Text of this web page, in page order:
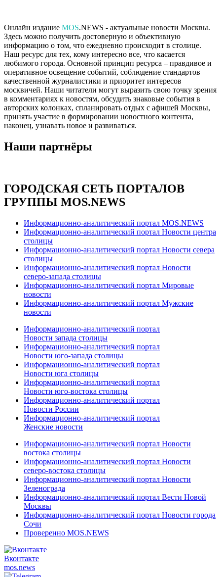
Онлайн издание MOS.NEWS - актуальные новости Москвы.
Здесь можно получить достоверную и объективную
информацию о том, что ежедневно происходит в столице.
Наш ресурс для тех, кому интересно все, что касается
любимого города. Основной принцип ресурса – правдивое и
оперативное освещение событий, соблюдение стандартов
качественной журналистики и приоритет интересов
москвичей. Наши читатели могут выразить свою точку зрения
в комментариях к новостям, обсудить знаковые события в
авторских колонках, спланировать отдых с афишей Москвы,
принять участие в формировании новостного контента,
наконец, узнавать новое и развиваться.
Наши партнёры
ГОРОДСКАЯ СЕТЬ ПОРТАЛОВ
ГРУППЫ MOS.NEWS
Информационно-аналитический портал MOS.NEWS
Информационно-аналитический портал Новости центра
столицы
Информационно-аналитический портал Новости севера
столицы
Информационно-аналитический портал Новости
северо-запада столицы
Информационно-аналитический портал Мировые
новости
Информационно-аналитический портал Мужские
новости
Информационно-аналитический портал
Новости запада столицы
Информационно-аналитический портал
Новости юго-запада столицы
Информационно-аналитический портал
Новости юга столицы
Информационно-аналитический портал
Новости юго-востока столицы
Информационно-аналитический портал
Новости России
Информационно-аналитический портал
Женские новости
Информационно-аналитический портал Новости
востока столицы
Информационно-аналитический портал Новости
северо-востока столицы
Информационно-аналитический портал Новости
Зеленограда
Информационно-аналитический портал Вести Новой
Москвы
Информационно-аналитический портал Новости города
Сочи
Проверенно MOS.NEWS
Вконтакте
mos.news